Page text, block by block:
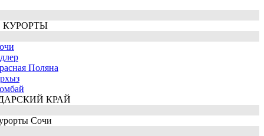
КУРОРТЫ
Поляна
КРАЙ
Сочи